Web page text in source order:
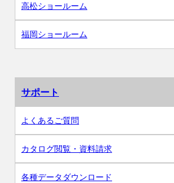
高松ショールーム
福岡ショールーム
サポート
よくあるご質問
カタログ閲覧・資料請求
各種データダウンロード